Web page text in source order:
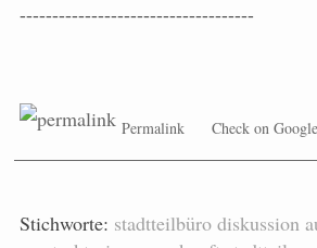
------------------------------------
Permalink Check on
Stichworte: stadtteilbüro diskussion